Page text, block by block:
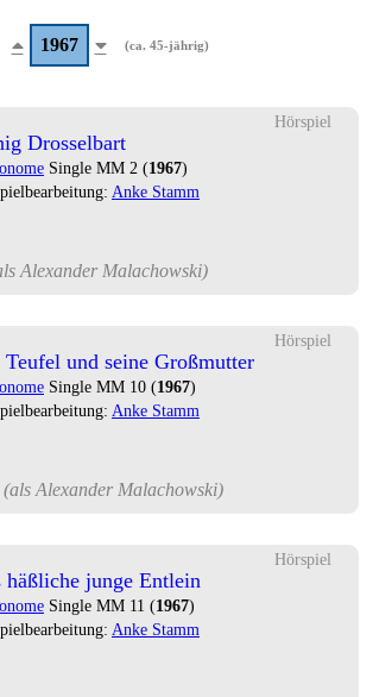
1967 (ca. 45-jährig)
Hörspiel
Drosselbart
Single MM 2 (1967)
Anke Stamm
Alexander Malachowski)
Hörspiel
Teufel und seine Großmutter
Single MM 10 (1967)
Anke Stamm
(als Alexander Malachowski)
Hörspiel
häßliche junge Entlein
Single MM 11 (1967)
Anke Stamm